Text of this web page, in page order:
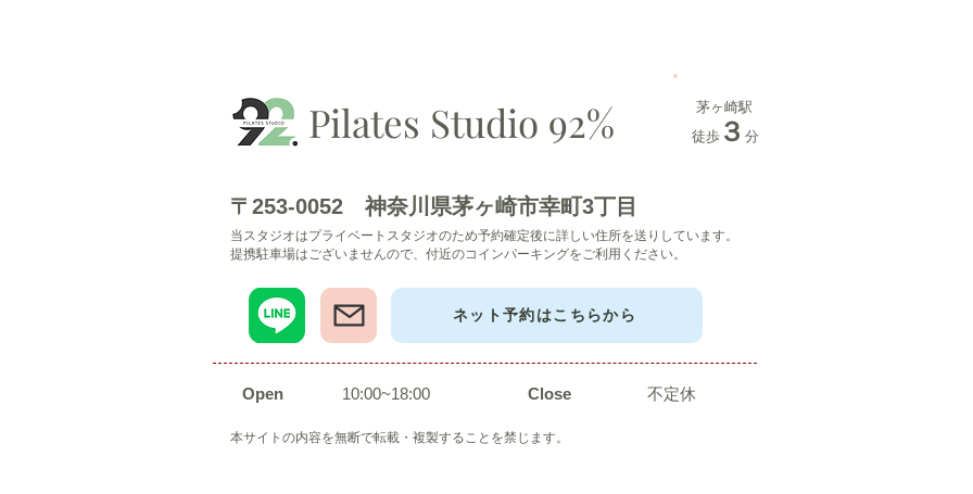
Pilates Studio 92% ​茅ヶ崎駅
​３ ​分
​徒歩
​〒253-0052 神奈川県茅ヶ崎市幸町3丁目
​当スタジオはプライベートスタジオのため予約確定後に詳しい住所を送りしています。
提携駐車場はございませんので、付近のコインパーキングをご利用ください。​
ネット予約はこちらから
​Open 10:00~18:00 ​Close ​不定休
​​本サイトの内容を無断で転載・複製することを禁じます。